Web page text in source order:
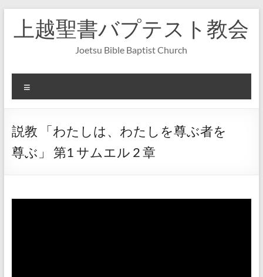
へ
上越聖書バプテスト教会
Joetsu Bible Baptist Church
ニ
ー
説教 「わたしは、わたしを尊ぶ者を
尊ぶ」 第1 サムエル 2 章